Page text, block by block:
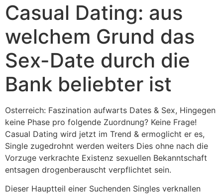
Casual Dating: aus
welchem Grund das
Sex-Date durch die
Bank beliebter ist
Osterreich: Faszination aufwarts Dates & Sex, Hingegen
keine Phase pro folgende Zuordnung? Keine Frage!
Casual Dating wird jetzt im Trend & ermoglicht er es,
Single zugedrohnt werden weiters Dies ohne nach die
Vorzuge verkrachte Existenz sexuellen Bekanntschaft
entsagen drogenberauscht verpflichtet sein.
Dieser Hauptteil einer Suchenden Singles verknallen